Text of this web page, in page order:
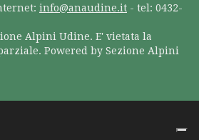
info@anaudine.it - tel: 0432-
Alpini Udine. E' vietata la
Powered by Sezione Alpini